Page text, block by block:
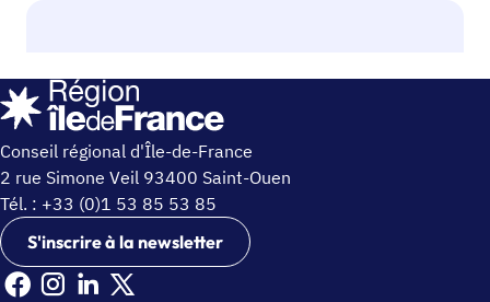
Conseil régional d'Île-de-France
2 rue Simone Veil 93400 Saint-Ouen
Tél. : +33 (0)1 53 85 53 85
S'inscrire à la newsletter
Facebook Ile de France (nouvelle fenêtre)
Instagram Ile de France (nouvelle fenêtre)
Linkedin Ile de France (nouvelle fenêtre)
X Ile de France (nouvelle fenêtre)